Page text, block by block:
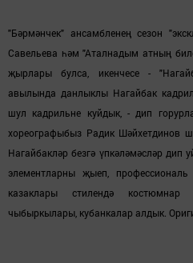
"Бәрмәнчек" ансамбленең сезон
Савельева һәм "Аталнадым атның
җырлары булса, икенчесе -
авылында данлыклы Нагайбак
шул кадрильне куйдык, - дип
хореографыбыз Радик Шәйхетдинов
Нагайбакләр безгә үпкәләмәсләр дип
элементларны җыеп,
казаклары стилендә костюмнар
чыбыркылары, кубанкалар алдык.